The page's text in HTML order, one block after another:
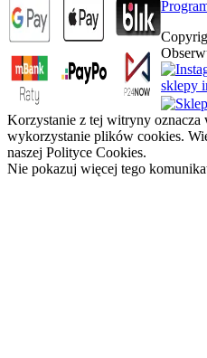
sklepy
Korzystanie z tej witryny oznacza
wykorzystanie plików cookies.
naszej Polityce Cookies.
Nie pokazuj więcej tego